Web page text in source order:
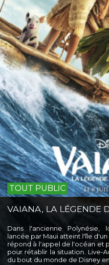
TOUT PUBLIC
VAIANA, LA LÉGENDE
Dans l'ancienne Polynésie,
lancée par Maui atteint l'île
répond à l'appel de l'océan et
pour rétablir la situation. Live-
du bout du monde de Disney en